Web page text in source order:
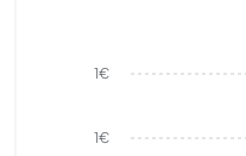
1€
1€